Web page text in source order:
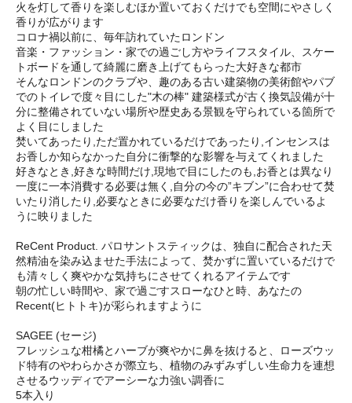
火を灯して香りを楽しむほか置いておくだけでも空間にやさしく
香りが広がります
コロナ禍以前に、毎年訪れていたロンドン
音楽・ファッション・家での過ごし方やライフスタイル、スケー
トボードを通して綺麗に磨き上げてもらった大好きな都市
そんなロンドンのクラブや、趣のある古い建築物の美術館やパブ
でのトイレで度々目にした"木の棒" 建築様式が古く換気設備が十
分に整備されていない場所や歴史ある景観を守られている箇所で
よく目にしました
焚いてあったり,ただ置かれているだけであったり,インセンスは
お香しか知らなかった自分に衝撃的な影響を与えてくれました
好きなとき,好きな時間だけ,現地で目にしたのも,お香とは異なり
一度に一本消費する必要は無く,自分の今の”キブン”に合わせて焚
いたり消したり,必要なときに必要なだけ香りを楽しんでいるよ
うに映りました
ReCent Product. パロサントスティックは、独自に配合された天
然精油を染み込ませた手法によって、焚かずに置いているだけで
も清々しく爽やかな気持ちにさせてくれるアイテムです
朝の忙しい時間や、家で過ごすスローなひと時、あなたの
Recent(ヒトトキ)が彩られますように
SAGEE (セージ)
フレッシュな柑橘とハーブが爽やかに鼻を抜けると、ローズウッ
ド特有のやわらかさが際立ち、植物のみずみずしい生命力を連想
させるウッディでアーシーな力強い調香に
5本入り